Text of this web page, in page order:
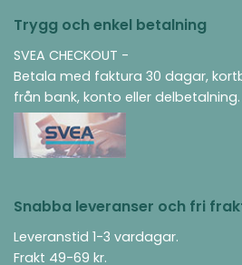
Trygg och enkel betalning
SVEA CHECKOUT -
Betala med faktura 30 dagar,
från bank, konto eller delbetalning.
Snabba leveranser och fri
Leveranstid 1-3 vardagar.
Frakt 49-69 kr.